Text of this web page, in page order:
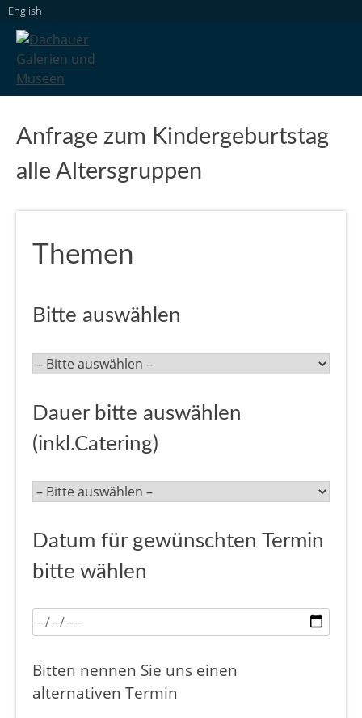
Skip
content
English
Anfrage zum Kindergeburtstag
alle Altersgruppen
Themen
Bitte auswählen
Dauer bitte auswählen
(inkl.Catering)
Datum für gewünschten Termin
bitte wählen
Bitten nennen Sie uns einen
alternativen Termin